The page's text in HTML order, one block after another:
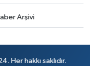
Arşivi
Her hakkı saklıdır.